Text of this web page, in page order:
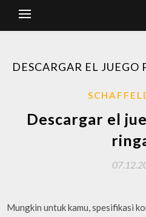
DESCARGAR EL
Descargar el
Mungkin untuk kamu, spesifikasi